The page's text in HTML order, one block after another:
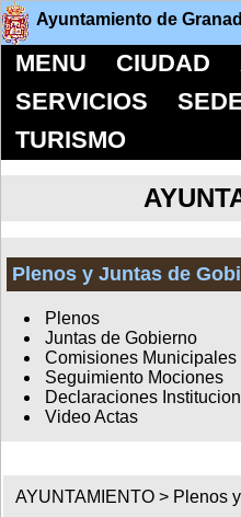
Ayuntamiento de
MENU CIUDAD
SERVICIOS
TURISMO
Plenos y Juntas de
Plenos
Juntas de Gobierno
Comisiones
Seguimiento Mociones
Declaraciones
Video Actas
AYUNTAMIENTO > Plenos